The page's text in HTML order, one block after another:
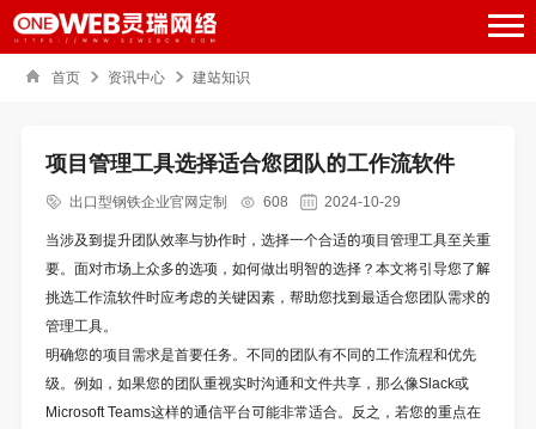
首页 资讯中心 建站知识
项目管理工具选择适合您团队的工作流软件
出口型钢铁企业官网定制 608
2024-10-29
当涉及到提升团队效率与协作时，选择一个合适的项目管理工具至关重
要。面对市场上众多的选项，如何做出明智的选择？本文将引导您了解
挑选工作流软件时应考虑的关键因素，帮助您找到最适合您团队需求的
管理工具。
明确您的项目需求是首要任务。不同的团队有不同的工作流程和优先
级。例如，如果您的团队重视实时沟通和文件共享，那么像Slack或
Microsoft Teams这样的通信平台可能非常适合。反之，若您的重点在